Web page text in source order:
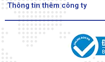
Thông tin thêm công ty